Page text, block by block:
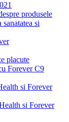
produsele
si
placute
Forever C9
si Forever
si Forever